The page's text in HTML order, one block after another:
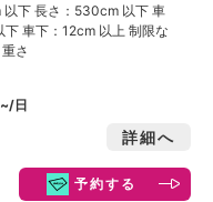
以下 長さ：530cm 以下 車
車下：12cm 以上 制限な
さ
~/日
詳細へ
予約する